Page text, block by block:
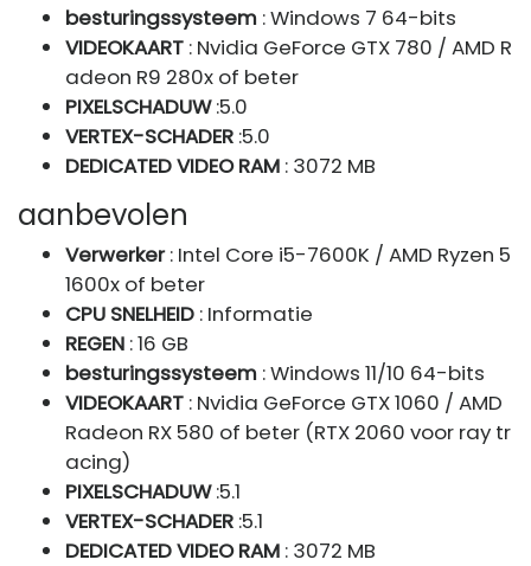
besturingssysteem : Windows 7 64-bits
VIDEOKAART : Nvidia GeForce GTX 780 / AMD R
adeon R9 280x of beter
PIXELSCHADUW:5.0
VERTEX-SCHADER :5.0
DEDICATED VIDEO RAM : 3072 MB
aanbevolen
Verwerker: Intel Core i5-7600K / AMD Ryzen 5
1600x of beter
CPU SNELHEID : Informatie
REGEN : 16 GB
besturingssysteem : Windows 11/10 64-bits
VIDEOKAART : Nvidia GeForce GTX 1060 / AMD
Radeon RX 580 of beter (RTX 2060 voor ray tr
acing)
PIXELSCHADUW:5.1
VERTEX-SCHADER :5.1
DEDICATED VIDEO RAM : 3072 MB